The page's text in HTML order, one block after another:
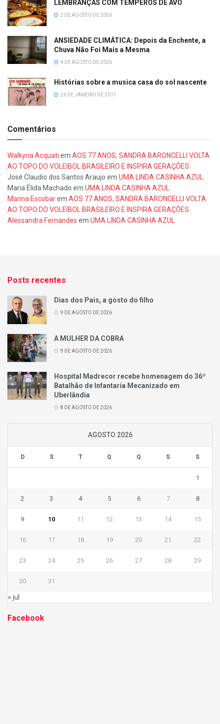
LEMBRANÇAS COM TEMPEROS DE AVÓ
2 DE AGOSTO DE 2026
ANSIEDADE CLIMÁTICA: Depois da Enchente, a
Chuva Não Foi Mais a Mesma
4 DE AGOSTO DE 2026
Histórias sobre a musica casa do sol nascente
26 DE JANEIRO DE 2017
Comentários
Walkyria Acquati em AOS 77 ANOS, SANDRA BARONCELLI VOLTA
AO TOPO DO VOLEIBOL BRASILEIRO E INSPIRA GERAÇÕES
José Claudio dos Santos Araujo em UMA LINDA CASINHA AZUL
Maria Élida Machado em UMA LINDA CASINHA AZUL
Marina Escobarem AOS 77 ANOS, SANDRA BARONCELLI VOLTA
AO TOPO DO VOLEIBOL BRASILEIRO E INSPIRA GERAÇÕES
Alessandra Fernandes em UMA LINDA CASINHA AZUL
Posts recentes
Dias dos Pais, a gosto do filho
9 DE AGOSTO DE 2026
A MULHER DA COBRA
9 DE AGOSTO DE 2026
Hospital Madrecor recebe homenagem do 36º
Batalhão de Infantaria Mecanizado em
Uberlândia
8 DE AGOSTO DE 2026
AGOSTO 2026
D S T Q Q S S
1
2 3 4 5 6 7 8
9 10 11 12 13 14 15
16 17 18 19 20 21 22
23 24 25 26 27 28 29
30 31
« jul
Facebook